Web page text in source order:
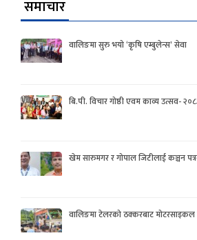
समाचार
वालिङमा सुरु भयो ‘कृषि एम्बुलेन्स’ सेवा
बि.पी. विचार गोष्ठी एवम काव्य उत्सव-
खेम सारुमगर र गोपाल जिटीलाई कञ्चन
वालिङमा टेलरको ठक्करबाट